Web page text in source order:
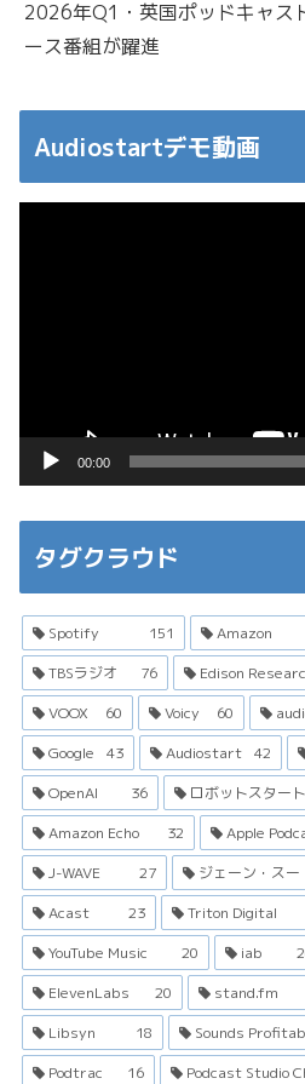
2026年Q1・英国ポッドキャス
ース番組が躍進
Audiostartデモ動画
00:00
タグクラウド
Spotify 151 Amazon
TBSラジオ
76 Edison
VOOX
60 Voicy 60
Google
43 Audiostart 42
OpenAI
36 ロボットスタート
Amazon Echo
32 Apple
J-WAVE
27 ジェーン・スー
Acast
23 Triton Digital
YouTube Music
20 iab
ElevenLabs
20 stand.fm
Libsyn
18 Sounds
Podtrac
16 Podcast Studio